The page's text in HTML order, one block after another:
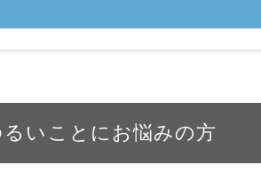
るいことにお悩みの方